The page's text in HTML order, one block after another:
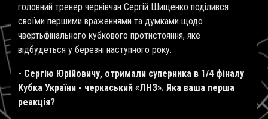
головний тренер чернівчан Сергій Шищенко поділився
своїми першими враженнями та думками щодо
чвертьфінального кубкового протистояння, яке
відбудеться у березні наступного року.
- Сергію Юрійовичу, отримали суперника в 1/4 фіналу
Кубка України - черкаський «ЛНЗ». Яка ваша перша
реакція?